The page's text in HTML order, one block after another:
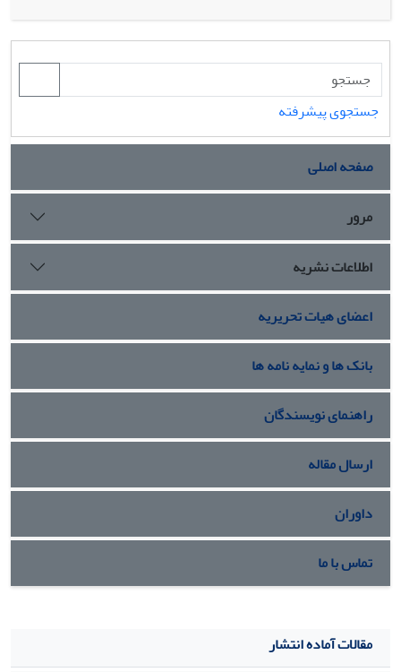
به نمودار X ̅ تحت مدل شوک وایبول با فاصله‌های نمونه‌گیری
نایکنواخت و اندازه نمونه ثابت(FRS)، کشف تغییرات میانگین
سریع‌تر بوده و عملکرد بهتری دارد. در این مدل با افزایش
تغییرات در میانگین، سرعت کشف تغییرات در میانگین افزایش
پیدا می‌کند و مقدار h_"1" افزایش و ANF کاهش پیدا می‌کند.
نسبتا کوچک (n_"2" ≤ 10" ) و تغییرات کوچکتر(2 >𝛅)، به اندازه
نمونه بهینه بزرگتر (11 ≤n_"2") منجر می‌شود.
جستجوی پیشرفته
صفحه اصلی
مرور
اطلاعات نشریه
اعضای هیات تحریریه
بانک ها و نمایه نامه ها
راهنمای نویسندگان
ارسال مقاله
داوران
تماس با ما
مقالات آماده انتشار